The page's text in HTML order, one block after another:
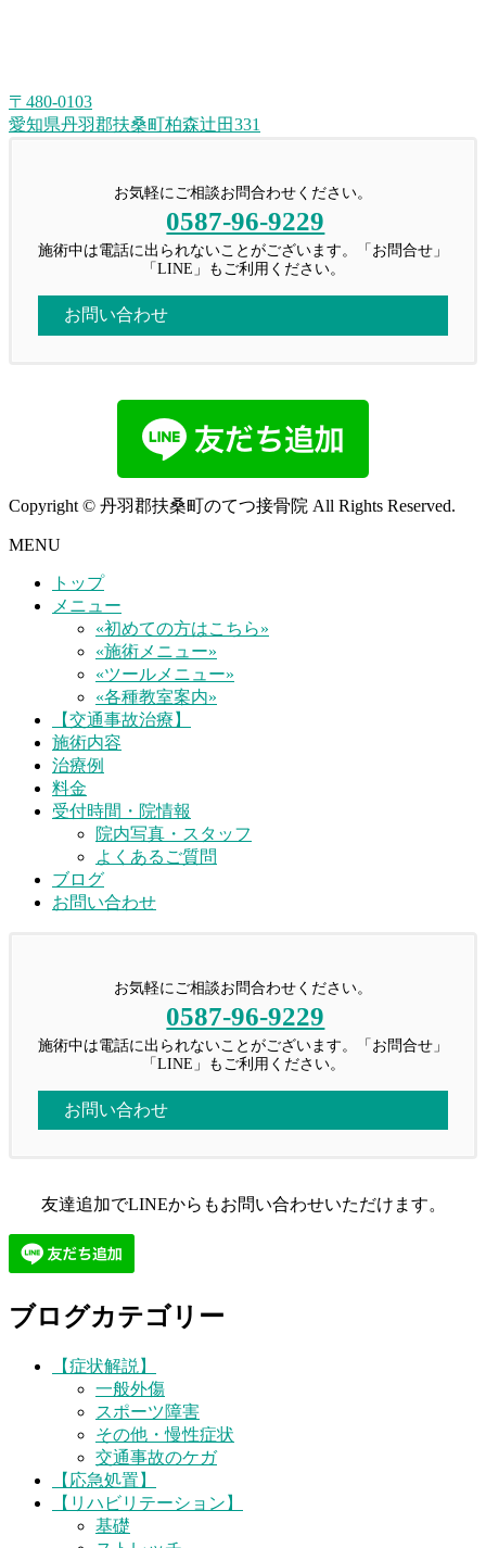
〒480-0103
愛知県丹羽郡扶桑町柏森辻田331
お気軽にご相談お問合わせください。
0587-96-9229
施術中は電話に出られないことがございます。「お問合せ」
「LINE」もご利用ください。
お問い合わせ
Copyright © 丹羽郡扶桑町のてつ接骨院 All Rights Reserved.
MENU
トップ
メニュー
«初めての方はこちら»
«施術メニュー»
«ツールメニュー»
«各種教室案内»
【交通事故治療】
施術内容
治療例
料金
受付時間・院情報
院内写真・スタッフ
よくあるご質問
ブログ
お問い合わせ
お気軽にご相談お問合わせください。
0587-96-9229
施術中は電話に出られないことがございます。「お問合せ」
「LINE」もご利用ください。
お問い合わせ
友達追加でLINEからもお問い合わせいただけます。
ブログカテゴリー
【症状解説】
一般外傷
スポーツ障害
その他・慢性症状
交通事故のケガ
【応急処置】
【リハビリテーション】
基礎